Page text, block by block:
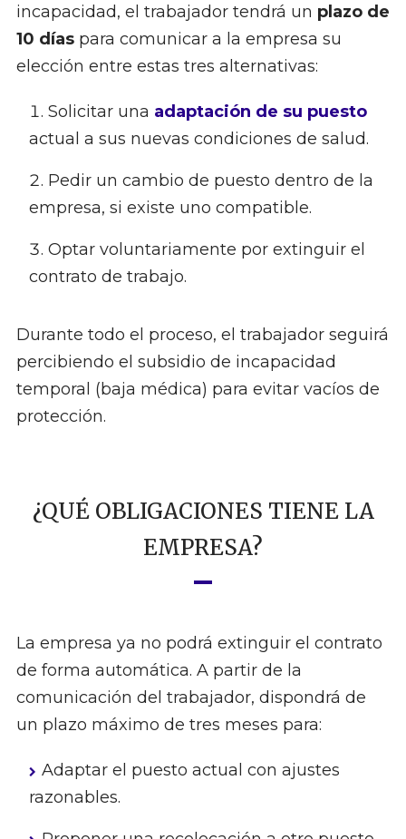
incapacidad, el trabajador tendrá un plazo de
10 días para comunicar a la empresa su
elección entre estas tres alternativas:
Solicitar una adaptación de su puesto
actual a sus nuevas condiciones de salud.
Pedir un cambio de puesto dentro de la
empresa, si existe uno compatible.
Optar voluntariamente por extinguir el
contrato de trabajo.
Durante todo el proceso, el trabajador seguirá
percibiendo el subsidio de incapacidad
temporal (baja médica) para evitar vacíos de
protección.
¿QUÉ OBLIGACIONES TIENE LA
EMPRESA?
La empresa ya no podrá extinguir el contrato
de forma automática. A partir de la
comunicación del trabajador, dispondrá de
un plazo máximo de tres meses para:
Adaptar el puesto actual con ajustes
razonables.